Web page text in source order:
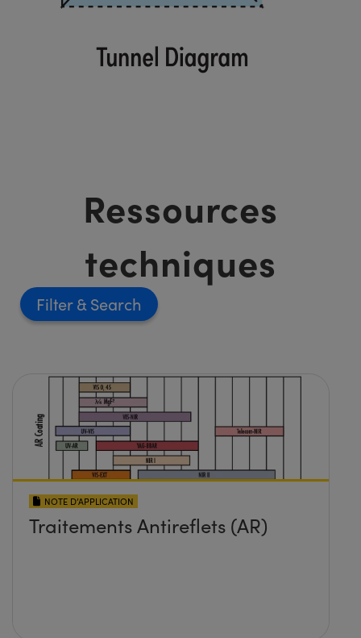
Ressources
techniques
Filter
NOTE D’APPLICATION
Traitements Antireflets (AR)